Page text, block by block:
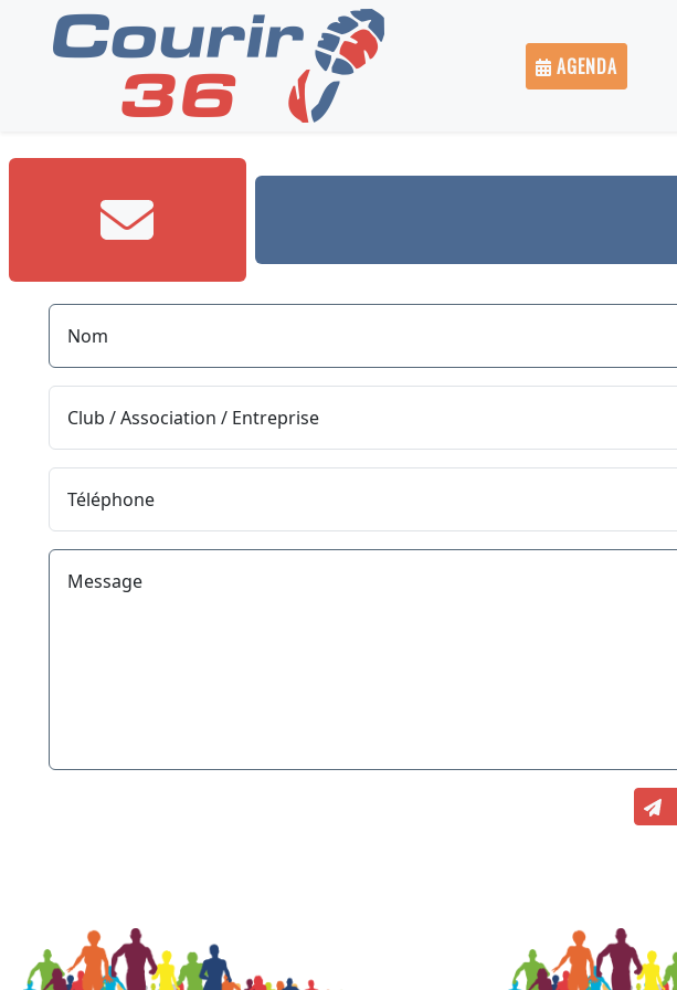
AGENDA
Nom
Club / Association / Entreprise
Téléphone
Message